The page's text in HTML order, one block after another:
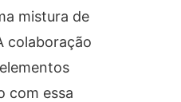
mistura de
colaboração
com essa